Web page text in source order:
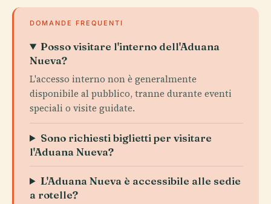
DOMANDE FREQUENTI
Posso visitare l'interno dell'Aduana
Nueva?
L'accesso interno non è generalmente
disponibile al pubblico, tranne durante eventi
speciali o visite guidate.
Sono richiesti biglietti per visitare
l'Aduana Nueva?
L'Aduana Nueva è accessibile alle sedie
a rotelle?